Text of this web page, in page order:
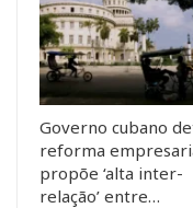
Governo cubano
reforma
propõe ‘alta inter-
relação’ entre…